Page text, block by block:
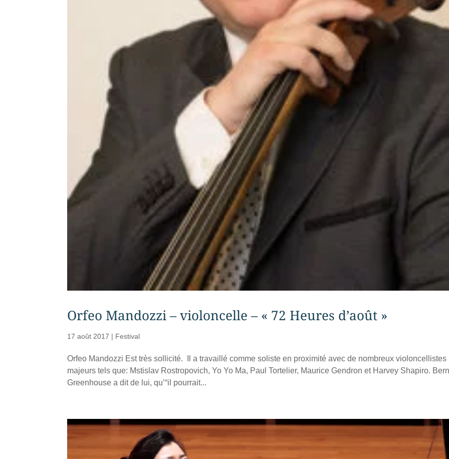
Orfeo Mandozzi – violoncelle – « 72 Heures d’août »
17 août 2017 | Festival
Orfeo Mandozzi Est très sollicité. Il a travaillé comme soliste en proximité avec de nombreux violoncellistes
majeurs tels que: Mstislav Rostropovich, Yo Yo Ma, Paul Tortelier, Maurice Gendron et Harvey Shapiro.
Greenhouse a dit de lui, qu’“il pourrait...